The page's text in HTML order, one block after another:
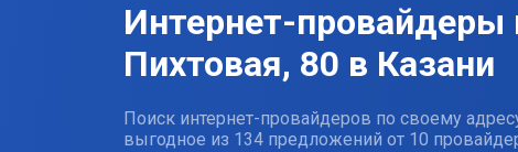
Интернет-провайдеры
Пихтовая, 80 в Казани
Поиск интернет-провайдеров по своему
выгодное из 134 предложений от 10